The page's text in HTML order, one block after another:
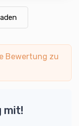
Bewertung zu
mit!